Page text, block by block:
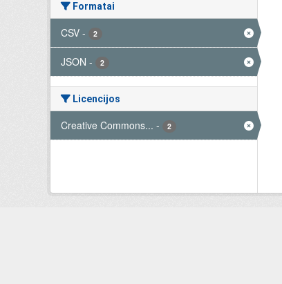
Formatai
CSV - 2
JSON - 2
Licencijos
Creative Commons... - 2